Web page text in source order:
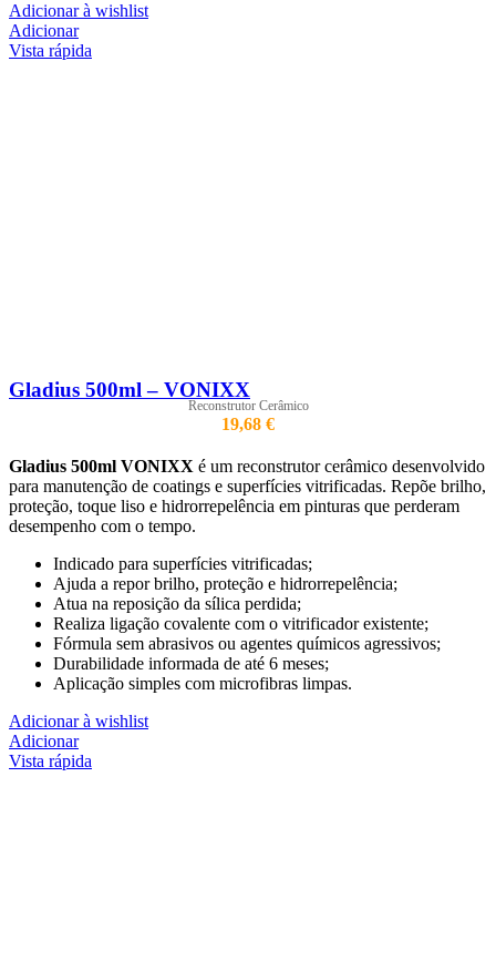
Adicionar à wishlist
Adicionar
Vista rápida
Gladius 500ml – VONIXX
Reconstrutor Cerâmico
19,68 €
Gladius 500ml VONIXX é um reconstrutor cerâmico desenvolvido
para manutenção de coatings e superfícies vitrificadas. Repõe brilho,
proteção, toque liso e hidrorrepelência em pinturas que perderam
desempenho com o tempo.
Indicado para superfícies vitrificadas;
Ajuda a repor brilho, proteção e hidrorrepelência;
Atua na reposição da sílica perdida;
Realiza ligação covalente com o vitrificador existente;
Fórmula sem abrasivos ou agentes químicos agressivos;
Durabilidade informada de até 6 meses;
Aplicação simples com microfibras limpas.
Adicionar à wishlist
Adicionar
Vista rápida